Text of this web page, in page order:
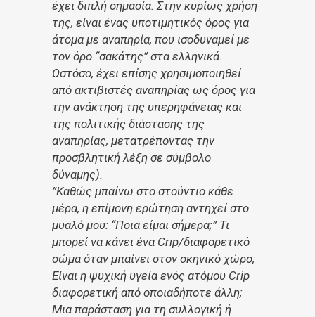
έχει διπλή σημασία. Στην κυρίως χρήση
της, είναι ένας υποτιμητικός όρος για
άτομα με αναπηρία, που ισοδυναμεί με
τον όρο “σακάτης” στα ελληνικά.
Ωστόσο, έχει επίσης χρησιμοποιηθεί
από ακτιβιστές αναπηρίας ως όρος για
την ανάκτηση της υπερηφάνειας και
της πολιτικής διάστασης της
αναπηρίας, μετατρέποντας την
προσβλητική λέξη σε σύμβολο
δύναμης).
”Καθώς μπαίνω στο στούντιο κάθε
μέρα, η επίμονη ερώτηση αντηχεί στο
μυαλό μου: “Ποια είμαι σήμερα;” Τι
μπορεί να κάνει ένα Crip/διαφορετικό
σώμα όταν μπαίνει στον σκηνικό χώρο;
Είναι η ψυχική υγεία ενός ατόμου Crip
διαφορετική από οποιαδήποτε άλλη;
Μια παράσταση για τη συλλογική ή